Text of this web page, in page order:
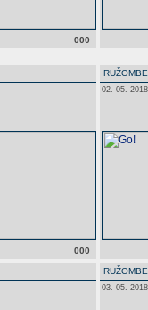
000
000
02. 05. 2018
03. 05. 2018